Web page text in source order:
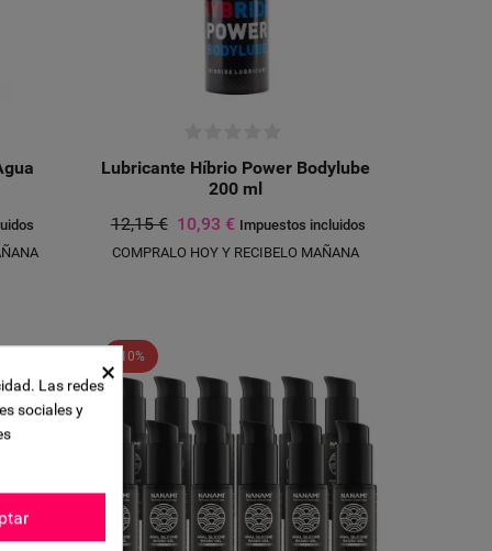
Lubricante Híbrio Power Bodylube
200 ml
12,15 € 10,93 € Impuestos incluidos
COMPRALO HOY Y RECIBELO MAÑANA
-10%
LISTA
CANCELAR
×
Las redes
sociales y